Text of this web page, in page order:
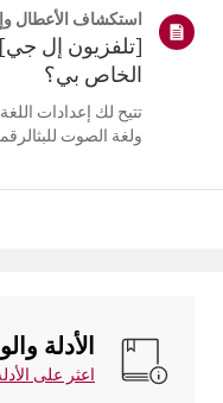
استكشاف الأعطال
[تلفزيون إل جي]
الخاص بي؟
تتيح لك إعدادات
ولغة الصوت
الأدلة
اعثر على